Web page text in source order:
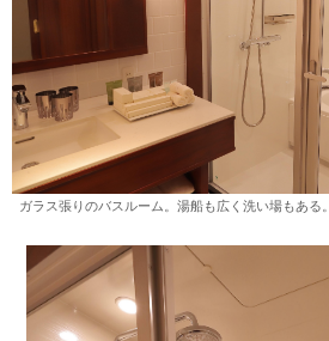
ガラス張りのバスルーム。湯船も広く洗い場もある。